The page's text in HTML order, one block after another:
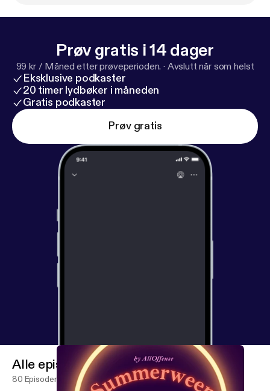
Prøv gratis i 14 dager
99 kr / Måned etter prøveperioden. · Avslutt når som helst
Eksklusive podkaster
20 timer lydbøker i måneden
Gratis podkaster
Prøv gratis
Alle episoder
80 Episoder